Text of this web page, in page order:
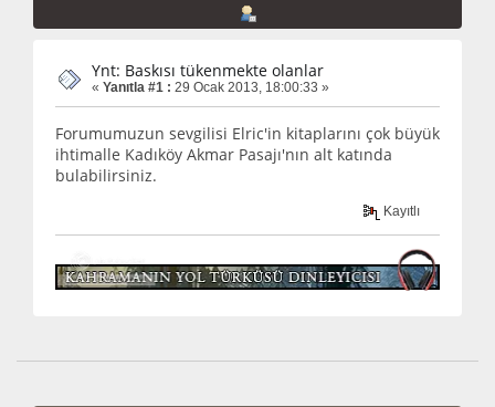
Ynt: Baskısı tükenmekte olanlar
« Yanıtla #1 : 29 Ocak 2013, 18:00:33 »
Forumumuzun sevgilisi Elric'in kitaplarını çok büyük
ihtimalle Kadıköy Akmar Pasajı'nın alt katında
bulabilirsiniz.
Kayıtlı